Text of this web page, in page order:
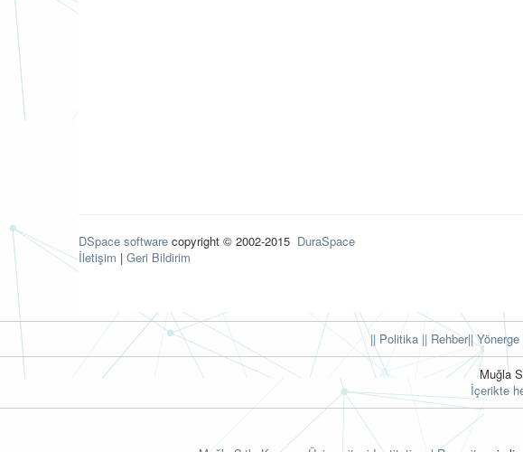
DSpace software copyright © 2002-2015 DuraSpace
İletişim | Geri Bildirim
|| Politika || Rehber|| Yönerge
Muğla
İçerikte